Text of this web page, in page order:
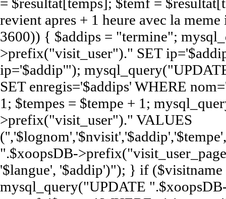
revient apres + 1 heure avec la
3600)) { $addips = "termine";
>prefix("visit_user")." SET
ip='$addip'");
SET enregis='$addips' WHERE
1; $tempes = $tempe + 1;
>prefix("visit_user")." VALUES
".$xoopsDB-
'$langue', '$addip')"); } if
mysql_query("UPDATE